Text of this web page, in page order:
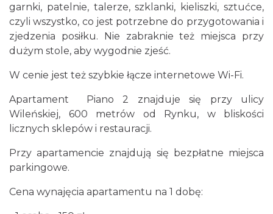
garnki, patelnie, talerze, szklanki, kieliszki, sztućce,
czyli wszystko, co jest potrzebne do przygotowania i
zjedzenia posiłku. Nie zabraknie też miejsca przy
dużym stole, aby wygodnie zjeść.
W cenie jest też szybkie łącze internetowe Wi-Fi.
Apartament Piano 2 znajduje się przy ulicy
Wileńskiej, 600 metrów od Rynku, w bliskości
licznych sklepów i restauracji.
Przy apartamencie znajdują się bezpłatne miejsca
parkingowe.
Cena wynajęcia apartamentu na 1 dobę: